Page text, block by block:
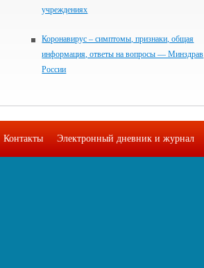
учреждениях
Коронавирус – симптомы, признаки, общая
информация, ответы на вопросы — Минздрав
России
Контакты Электронный дневник и журнал